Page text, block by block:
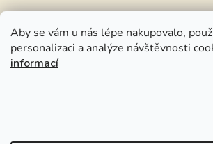
Aby se vám u nás lépe nakupovalo,
personalizaci a analýze návštěvnosti
informací